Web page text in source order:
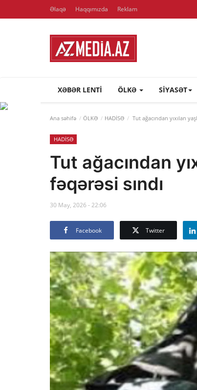
Əlaqə Haqqımızda Reklam
XƏBƏR LENTI ÖLKƏ SİYASƏT
Ana səhifə ÖLKƏ HADİSƏ Tut ağacından yıxılan
HADİSƏ
Tut ağacından
fəqərəsi sındı
30 May, 2026 - 22:06
Facebook Twitter